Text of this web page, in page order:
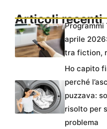
Articoli recenti
Programmi
aprile
tra fiction,
Ho capito
perché
puzzava:
risolto per
problema